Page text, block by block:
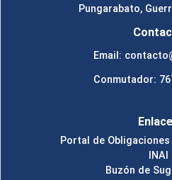
Pungarabato,
Email:
Conmutador:
Portal de
INAI
Buzón de